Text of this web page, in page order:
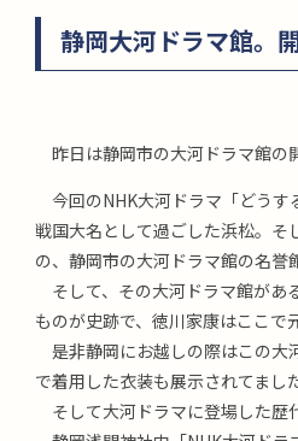
静岡大河ドラマ館。
昨日は静岡市の大河ドラマ館の
今回のNHK大河ドラマ「どうす
戦国大名として過ごした浜松。そ
の、静岡市の大河ドラマ館の名誉
そして、その大河ドラマ館があ
ものが史跡で、徳川家康はここで
是非静岡にお越しの際はこの
で着用した衣装も展示されてまし
そして大河ドラマに登場した歴